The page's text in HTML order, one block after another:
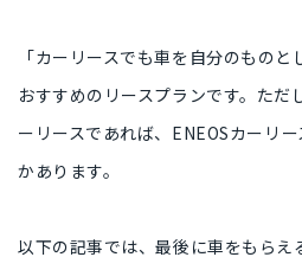
「カーリースでも車を自分のもの
おすすめのリースプランです。ただ
ーリースであれば、 ENEOSカーリ
かあります。
以下の記事では、最後に車をもらえ